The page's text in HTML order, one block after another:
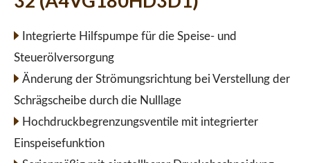
Integrierte Hilfspumpe für die Speise- und
Steuerölversorgung
Änderung der Strömungsrichtung bei Verstellung der
Schrägscheibe durch die Nulllage
Hochdruckbegrenzungsventile mit integrierter
Einspeisefunktion